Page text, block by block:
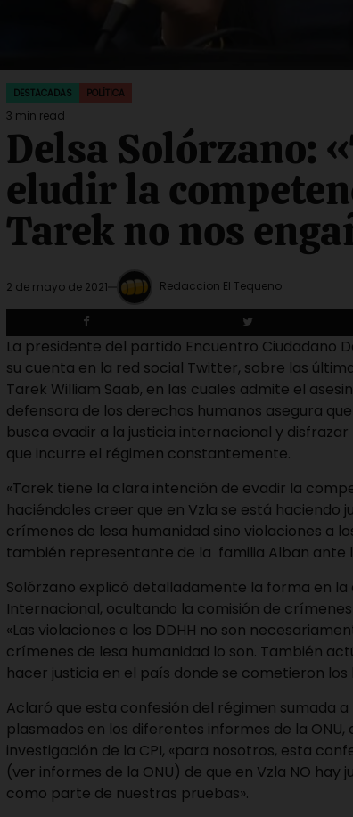
POSTED
IN
DESTACADAS POLÍTICA
Estimated
read
time
3 min read
Delsa Solórzano:
eludir la
Tarek no nos
2 de mayo de 2021 Redaccion El Tequeno
La presidente del partido Encuentro Ciudadano
su cuenta en la red social Twitter, sobre las
Tarek William Saab, en las cuales admite el
defensora de los derechos humanos asegura
busca evadir a la justicia internacional y
que incurre el régimen constantemente.
«Tarek tiene la clara intención de evadir la
haciéndoles creer que en Vzla se está haciendo
crímenes de lesa humanidad sino violaciones a
también representante de la familia Alban ante
Solórzano explicó detalladamente la forma en
Internacional, ocultando la comisión de
«Las violaciones a los DDHH no son
crímenes de lesa humanidad lo son. También
hacer justicia en el país donde se cometieron los
Aclaró que esta confesión del régimen sumada
plasmados en los diferentes informes de la
investigación de la CPI, «para nosotros, esta
(ver informes de la ONU) de que en Vzla NO
como parte de nuestras pruebas».